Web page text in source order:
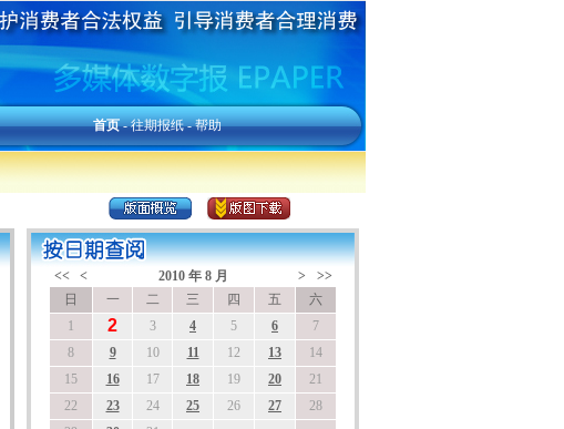
首页-往期报纸-帮助